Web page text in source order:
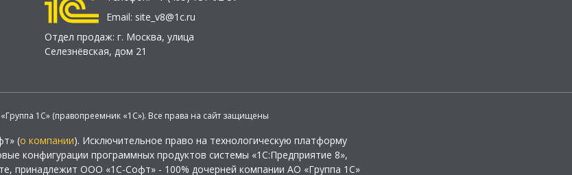
Email: site_v8@1c.ru
Отдел продаж: г. Москва, улица
Селезнёвская, дом 21
1С» (правопреемник «1С»). Все права на сайт защищены
(о компании). Исключительное право на технологическую платформу
конфигурации программных продуктов системы «1С:Предприятие 8»,
принадлежит ООО «1С-Софт» - 100% дочерней компании АО «Группа 1С»